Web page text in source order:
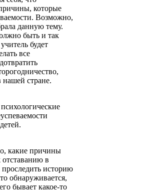
которые
Возможно,
данную тему.
быть и так
будет
все
нашей стране.
какие причины
отставанию в
историю
обнаруживается,
бывает какое-то